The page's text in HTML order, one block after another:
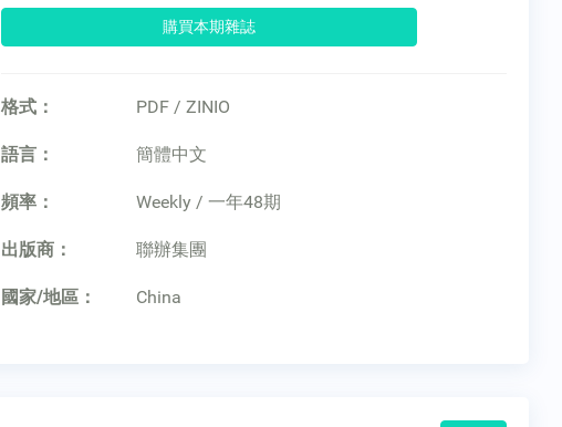
格式： PDF / ZINIO
語言： 簡體中文
頻率： Weekly / 一年48期
出版商： 聯辦集團
國家/地區： China